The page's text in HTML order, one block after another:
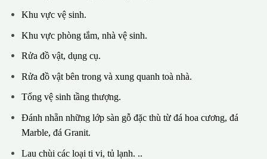
Khu vực vệ sinh.
Khu vực phòng tắm, nhà vệ sinh.
Rửa đồ vật, dụng cụ.
Rửa đồ vật bên trong và xung quanh toà nhà.
Tổng vệ sinh tầng thượng.
Đánh nhẵn những lớp sàn gỗ đặc thù từ đá hoa cương, đá
Marble, đá Granit.
Lau chùi các loại ti vi, tủ lạnh. ..